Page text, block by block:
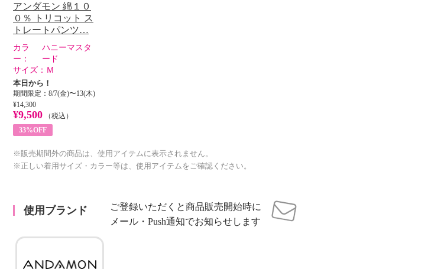
アンダモン 綿１０
０％ トリコット ス
トレートパンツ…
カラ
ー：
ハニーマスタ
ード
サイズ： Ｍ
本日から！
期間限定：8/7(金)〜13(木)
¥14,300
¥9,500
（税込）
33%OFF
※販売期間外の商品は、使用アイテムに表示されません。
※正しい着用サイズ・カラー等は、使用アイテムをご確認ください。
使用ブランド
ご登録いただくと商品販売開始時に
メール・Push通知でお知らせします